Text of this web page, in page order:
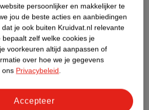
Meer informatie
persoonlijker en makkelijker te
jou de beste acties en aanbiedingen
je ook buiten Kruidvat.nl relevante
bepaalt zelf welke cookies je
voorkeuren altijd aanpassen of
over hoe we je gegevens
ons Privacybeleid.
Accepteer